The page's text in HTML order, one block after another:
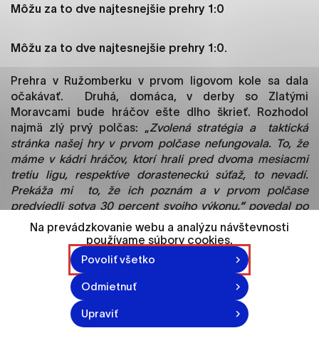
Môžu za to dve najtesnejšie prehry 1:0
Môžu za to dve najtesnejšie prehry 1:0.
Prehra v Ružomberku v prvom ligovom kole sa dala
očakávať. Druhá, domáca, v derby so Zlatými
Moravcami bude hráčov ešte dlho škrieť. Rozhodol
najmä zlý prvý polčas: „Zvolená stratégia a taktická
stránka našej hry v prvom polčase nefungovala. To, že
máme v kádri hráčov, ktorí hrali pred dvoma mesiacmi
tretiu ligu, respektíve dorasteneckú súťaž, to nevadí.
Prekáža mi to, že ich poznám a v prvom polčase
predviedli sotva 30 percent svojho výkonu,“ povedal po
zápase s Vionom tréner Nitry
Marián Süttö.
Nitra skončila v minulej sezóne až deviata. V klube
preto po skončení minulého ročníka nastalo
zemetrasenie. Odišlo už desať hráčov, zmeny sú
v kádri aj na trénerskom poste. Citeľne chýbajú
záložník Tomáš Kóňa a zakončovateľ Tomáš
Na prevádzkovanie webu a analýzu návštevnosti
používame súbory cookies.
Povoliť všetko
Odmietnuť
Upraviť
uplatniteľnými tým, že umožňujú základné funkcie,
zabezpečeným oblastiam webovej stránky. Bez
týchto súborov cookie nemôže web správne
Analytické cookies
Analytické cookies pomáhajú prevádzkovateľovi
stránok pochopiť, ako návštevníci stránok stránku
používajú, aby mohol stránky optimalizovať a
ponúknuť im lepšiu skúsenosť. Všetky dáta sa
zbierajú anonymne a nie je možné ich spojiť s
konkrétnou osobou.
Označiť všetko
Uložiť nastavenia
Viac informácií